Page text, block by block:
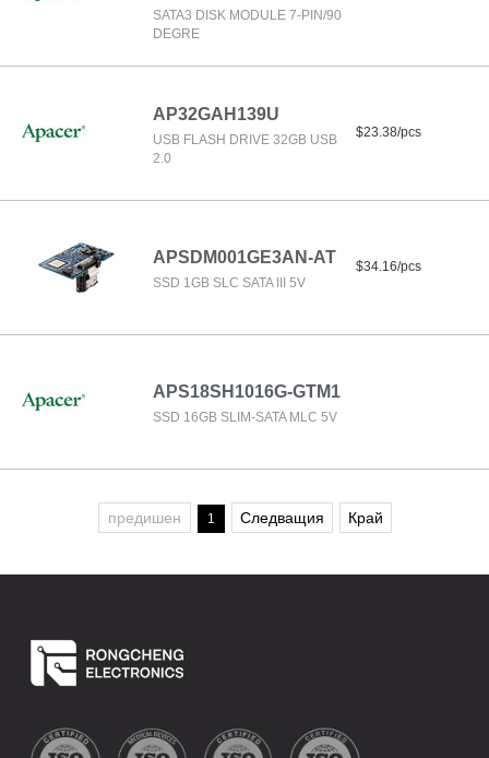
SATA3 DISK MODULE 7-PIN/90
DEGRE
AP32GAH139U
USB FLASH DRIVE 32GB USB
2.0
$23.38/pcs
APSDM001GE3AN-AT
SSD 1GB SLC SATA III 5V
$34.16/pcs
APS18SH1016G-GTM1
SSD 16GB SLIM-SATA MLC 5V
предишен 1 Следващия Край